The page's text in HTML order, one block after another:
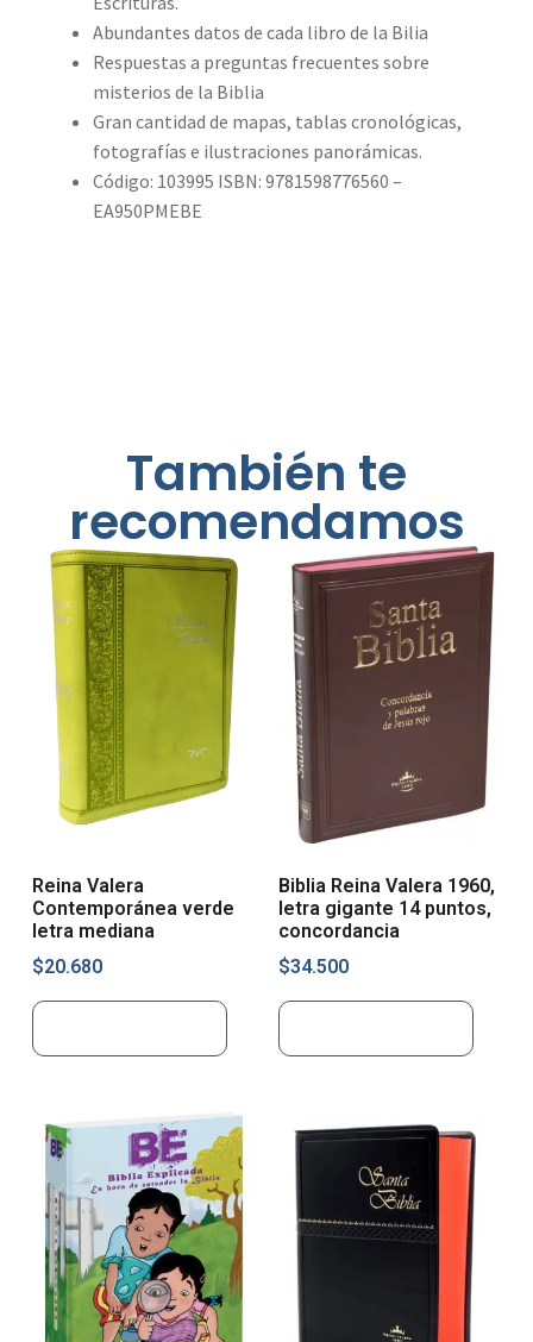
Abundantes datos de cada libro de la Bilia
Respuestas a preguntas frecuentes sobre
misterios de la Biblia
Gran cantidad de mapas, tablas cronológicas,
fotografías e ilustraciones panorámicas.
Código: 103995 ISBN: 9781598776560 –
EA950PMEBE
También te
recomendamos
Reina Valera
Contemporánea verde
letra mediana
$20.680
Biblia Reina Valera 1960,
letra gigante 14 puntos,
concordancia
$34.500